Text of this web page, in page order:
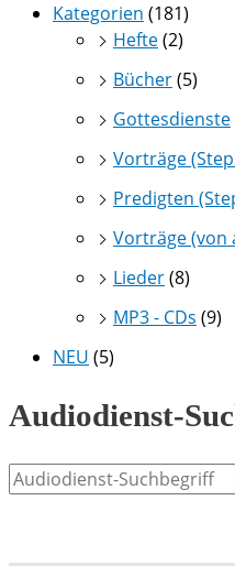
Kategorien (181)
Hefte(2)
Bücher(5)
Gottesdienste
Vorträge
Predigten
Vorträge (von
Lieder(8)
MP3 - CDs (9)
NEU (5)
Audiodienst-